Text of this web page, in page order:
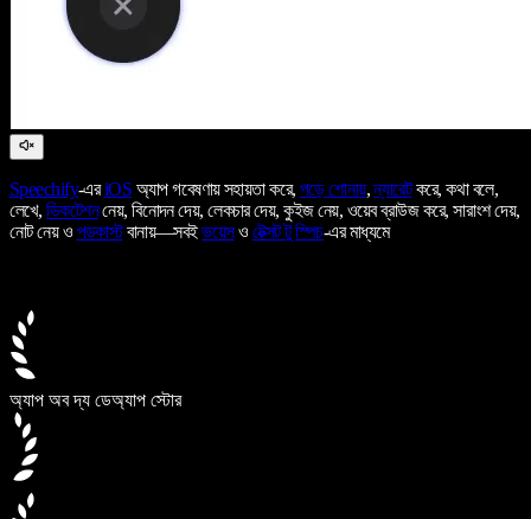
Speechify-এরiOS অ্যাপ গবেষণায় সহায়তা করে, পড়ে শোনায়,ন্যারেটকরে, কথা বলে,
লেখে, ডিকটেশননেয়, বিনোদন দেয়, লেকচার দেয়, কুইজ নেয়, ওয়েব ব্রাউজ করে, সারাংশ দেয়,
নোট নেয় ও পডকাস্টবানায়—সবইভয়েসও টেক্সট টু স্পিচ-এর মাধ্যমে
অ্যাপ অব দ্য ডেঅ্যাপ স্টোর